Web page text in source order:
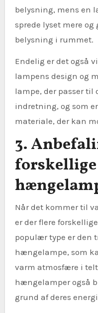
belysning, mens en
sprede lyset mere
belysning i rummet.
Endelig er det også
lampens design og
lampe, der passer til
indretning, og som
materiale, der kan
3.
Når det kommer til
er der flere
populær type er den
hængelampe, som
varm atmosfære i
hængelamper også
grund af deres